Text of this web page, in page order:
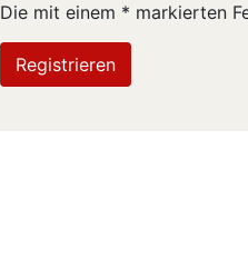
Die mit einem * markierten
Registrieren